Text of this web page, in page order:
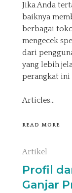
Jika Anda
baiknya
berbagai
mengecek
dari
yang lebih
perangkat ini
Articles…
READ MORE
Artikel
Profil
Ganjar